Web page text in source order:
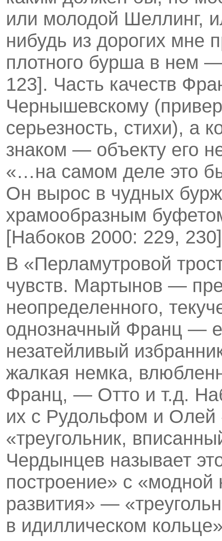
или молодой Шеллинг,
нибудь из дорогих
плотного бурша в нем
123]. Часть качеств
Чернышевскому
серьезность, стихи), а
знаком — объекту его
«…на самом деле это
Он вырос в чудных
храмообразным
[Набоков 2000: 229,
В «Перламутровой
чувств. Мартынов —
неопределенного,
однозначный Франц —
незатейливый
жалкая немка,
Франц, — Отто и т.д.
их с Рудольфом и Олей
«треугольник,
Чердынцев называет
построение» с
развития» —
в идиллическом